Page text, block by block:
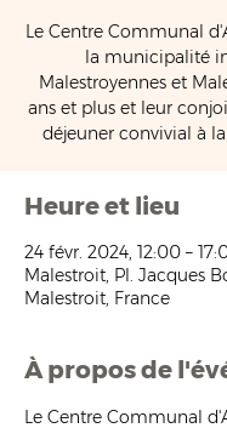
Le Centre Communal
la municipalité
Malestroyennes et
ans et plus et leur
déjeuner convivial à
Heure et lieu
24 févr. 2024, 12:00 –
Malestroit, Pl. Jacques
Malestroit, France
À propos de
Le Centre Communal